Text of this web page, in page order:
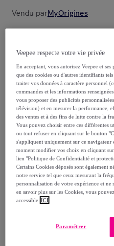
Vendu parMyOrigines
Livraison
Livraison offerte par la
Livraison estimée: entre le
Comment ça marche ?
Détails sur votre
Veepee respecte votre vie privée
En acceptant, vous autorisez Veepee et
que des cookies ou d'autres identifiants
traiter vos données à caractère personnel
commandes et les informations
vous proposer des publicités
télévision) et en mesurer la performance,
des ventes et à des fins de lutte contre la
Vous pouvez choisir entre ces différentes
ou tout refuser en cliquant sur le bouton
s'appliquent uniquement sur ce
moment modifier vos choix en cliquant
lien "Politique de Confidentialité et
Certains Cookies déposés sont également
notre service tel que ceux mesurant la
personnalisation de votre expérience et ne
en savoir plus sur les Cookies, vous
accessible ICI
Paramétrer